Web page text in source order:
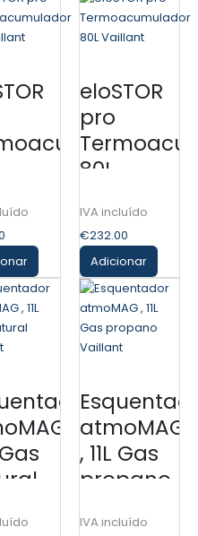
eloSTOR
pro
80L
€232.00
Adicionar
Gas
atmoMAG
, 11L Gas
propano